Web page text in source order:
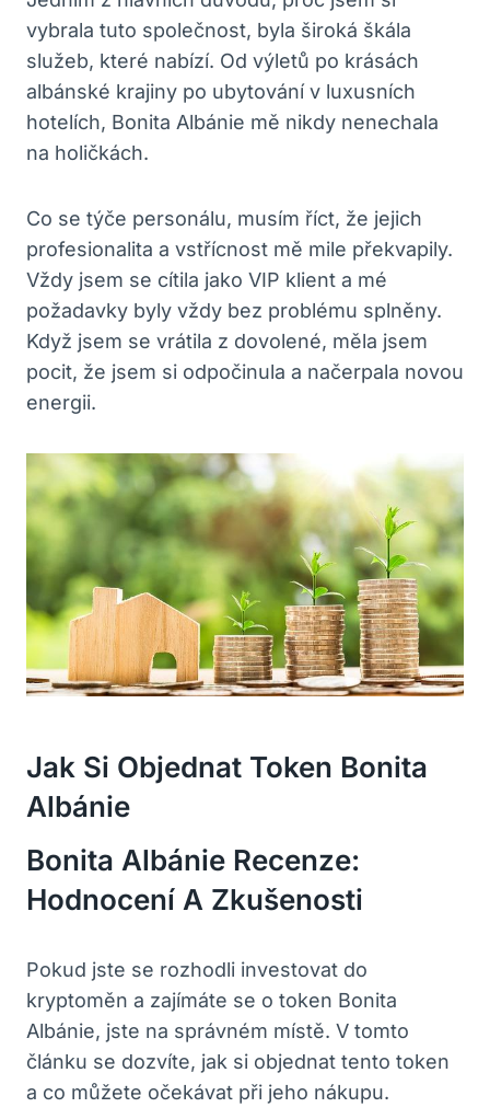
⁢vybrala tuto společnost, byla široká škála⁤
služeb, které​ nabízí. Od výletů po krásách
albánské krajiny po ubytování v luxusních
hotelích, Bonita Albánie mě nikdy nenechala
na holičkách.
Co se týče personálu, musím⁢ říct,‍ že jejich
profesionalita ⁤a vstřícnost⁣ mě mile​ překvapily.
Vždy ‍jsem se cítila‍ jako VIP klient a mé
požadavky byly⁣ vždy bez ⁤problému ‌splněny.
Když jsem se vrátila z dovolené,‌ měla jsem
pocit,‍ že‍ jsem si odpočinula a ​načerpala novou
energii.
Jak Si Objednat Token Bonita
⁢Albánie
Bonita Albánie​ Recenze:
Hodnocení A Zkušenosti
Pokud jste se rozhodli investovat do⁢
kryptoměn a zajímáte ⁤se o token Bonita
Albánie, jste na správném ‌místě. V tomto⁣
článku se ‍dozvíte,​ jak si‌ objednat ‌tento token⁤
a co můžete očekávat při jeho nákupu.